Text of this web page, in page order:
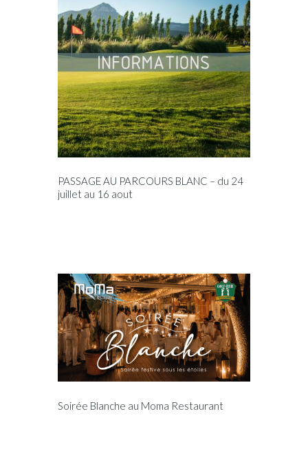
PASSAGE AU PARCOURS BLANC – du 24
juillet au 16 aout
Soirée Blanche au Moma Restaurant